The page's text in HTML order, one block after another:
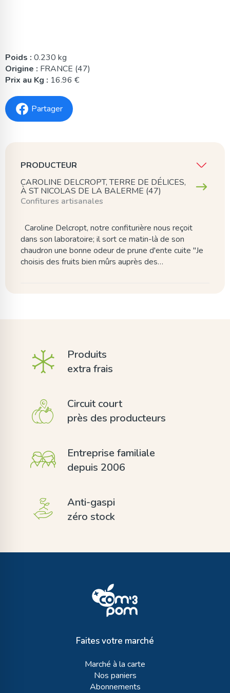
Poids : 0.230 kg
Origine : FRANCE (47)
Prix au Kg : 16.96 €
Partager
PRODUCTEUR
CAROLINE DELCROPT, TERRE DE DÉLICES,
À ST NICOLAS DE LA BALERME (47)
Confitures artisanales
Caroline Delcropt, notre confiturière nous reçoit
dans son laboratoire; il sort ce matin-là de son
chaudron une bonne odeur de prune d'ente cuite "Je
choisis des fruits bien mûrs auprès des…
Produits
extra frais
Circuit court
près des producteurs
Entreprise familiale
depuis 2006
Anti-gaspi
zéro stock
Faites votre marché
Marché à la carte
Nos paniers
Abonnements